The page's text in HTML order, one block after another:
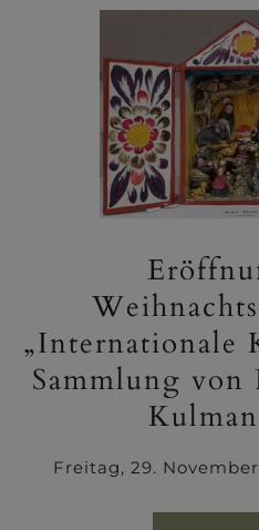
„Internationale
Sammlung von
Freitag, 29.